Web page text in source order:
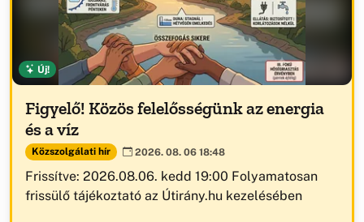
Új!
Figyelő! Közös felelősségünk az energia
és a víz
Közszolgálati hír 2026. 08. 06 18:48
Frissítve: 2026.08.06. kedd 19:00 Folyamatosan
frissülő tájékoztató az Útirány.hu kezelésében